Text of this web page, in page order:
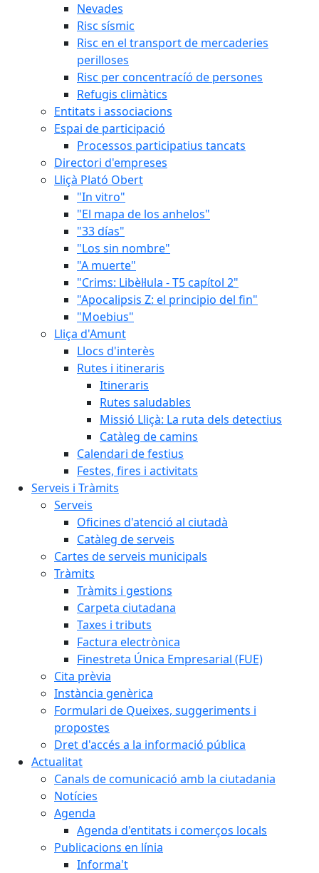
Nevades
Risc sísmic
Risc en el transport de mercaderies
perilloses
Risc per concentracíó de persones
Refugis climàtics
Entitats i associacions
Espai de participació
Processos participatius tancats
Directori d'empreses
Lliçà Plató Obert
"In vitro"
"El mapa de los anhelos"
"33 días"
"Los sin nombre"
"A muerte"
"Crims: Libèl·lula - T5 capítol 2"
"Apocalipsis Z: el principio del fin"
"Moebius"
Lliça d'Amunt
Llocs d'interès
Rutes i itineraris
Itineraris
Rutes saludables
Missió Lliçà: La ruta dels detectius
Catàleg de camins
Calendari de festius
Festes, fires i activitats
Serveis i Tràmits
Serveis
Oficines d'atenció al ciutadà
Catàleg de serveis
Cartes de serveis municipals
Tràmits
Tràmits i gestions
Carpeta ciutadana
Taxes i tributs
Factura electrònica
Finestreta Única Empresarial (FUE)
Cita prèvia
Instància genèrica
Formulari de Queixes, suggeriments i
propostes
Dret d'accés a la informació pública
Actualitat
Canals de comunicació amb la ciutadania
Notícies
Agenda
Agenda d'entitats i comerços locals
Publicacions en línia
Informa't